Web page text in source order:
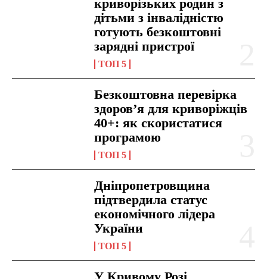
криворізьких родин з
дітьми з інвалідністю
готують безкоштовні
зарядні пристрої
ТОП 5
Безкоштовна перевірка
здоров’я для криворіжців
40+: як скористатися
програмою
ТОП 5
Дніпропетровщина
підтвердила статус
економічного лідера
України
ТОП 5